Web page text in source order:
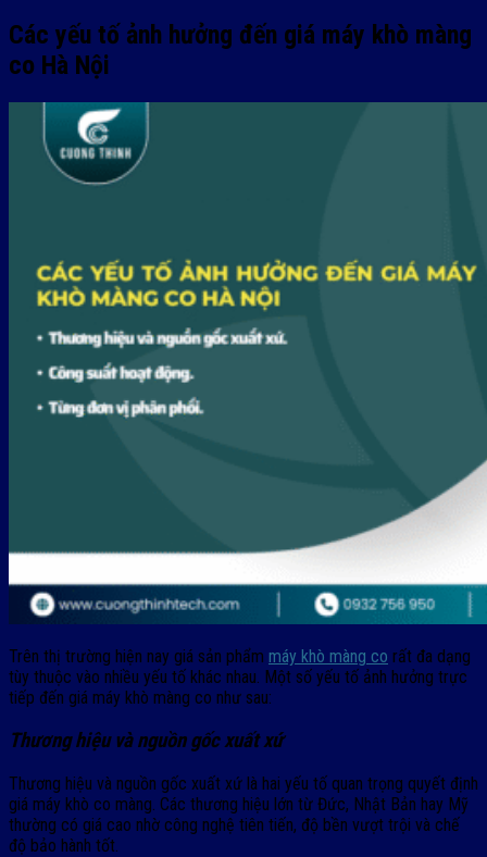
Các yếu tố ảnh hưởng đến giá máy khò màng
co Hà Nội
Trên thị trường hiện nay giá sản phẩm máy khò màng co rất đa dạng
tùy thuộc vào nhiều yếu tố khác nhau. Một số yếu tố ảnh hưởng trực
tiếp đến giá máy khò màng co như sau:
Thương hiệu và nguồn gốc xuất xứ
Thương hiệu và nguồn gốc xuất xứ là hai yếu tố quan trọng quyết định
giá máy khò co màng. Các thương hiệu lớn từ Đức, Nhật Bản hay Mỹ
thường có giá cao nhờ công nghệ tiên tiến, độ bền vượt trội và chế
độ bảo hành tốt.